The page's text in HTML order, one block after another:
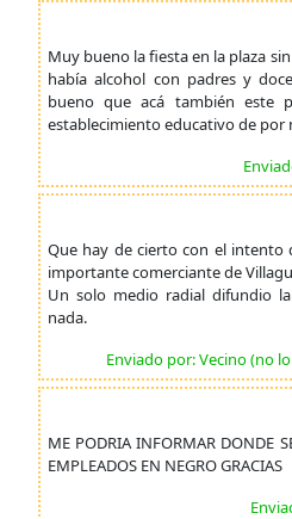
Muy bueno la fiesta en la plaza
había alcohol con padres y
bueno que acá también este
establecimiento educativo de por
Que hay de cierto con el intento
importante comerciante de
Un solo medio radial difundio
nada.
Enviado por: Vecino (no
ME PODRIA INFORMAR DONDE
EMPLEADOS EN NEGRO GRACIAS